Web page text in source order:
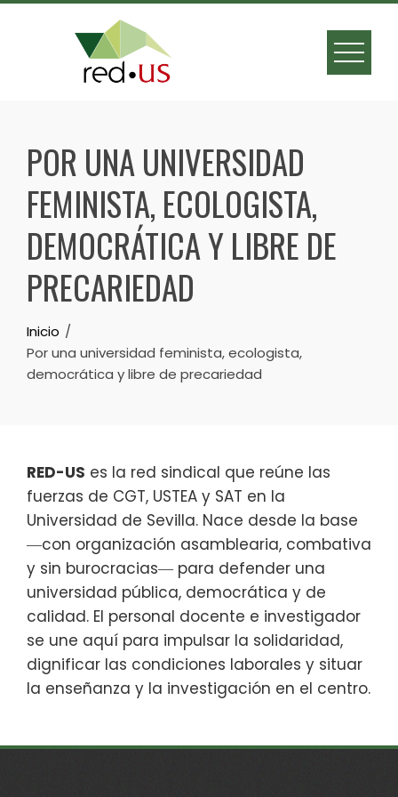
Skip
POR UNA UNIVERSIDAD
FEMINISTA, ECOLOGISTA,
DEMOCRÁTICA Y LIBRE DE
PRECARIEDAD
Inicio
Por una universidad feminista, ecologista,
democrática y libre de precariedad
RED-US es la red sindical que reúne las
fuerzas de CGT, USTEA y SAT en la
Universidad de Sevilla. Nace desde la base
―con organización asamblearia, combativa
y sin burocracias― para defender una
universidad pública, democrática y de
calidad. El personal docente e investigador
se une aquí para impulsar la solidaridad,
dignificar las condiciones laborales y situar
la enseñanza y la investigación en el centro.